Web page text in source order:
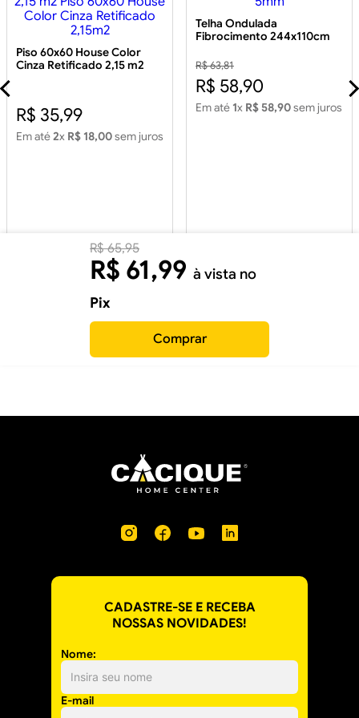
Piso 60x60 House Color
Cinza Retificado 2,15 m2
R$ 35,99
Em até2x R$ 18,00sem juros
Telha Ondulada
Fibrocimento 244x110cm
R$ 63,81
R$ 58,90
Em até 1x R$ 58,90sem juros
R$ 65,95
R$ 61,99 à vista no
Pix
Comprar
CADASTRE-SE E RECEBA
NOSSAS NOVIDADES!
Nome:
E-mail